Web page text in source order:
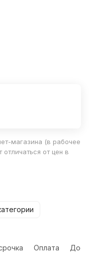
магазина (в рабочее
от цен в
Оплата